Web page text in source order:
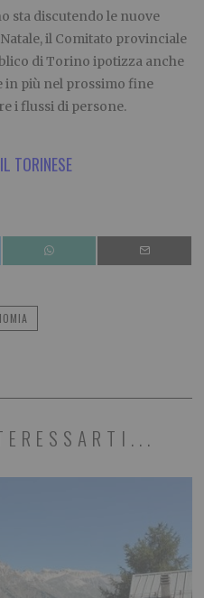
sta discutendo le nuove
il Comitato provinciale
di Torino ipotizza anche
in più nel prossimo fine
i flussi di persone.
IL TORINESE